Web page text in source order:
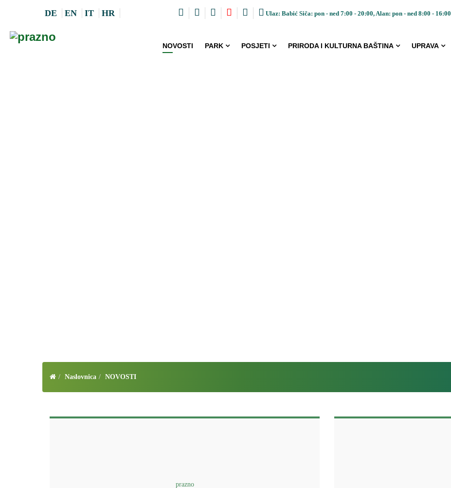
DE EN IT HR Ulaz: Babić Siča: pon - ned 7:00 - 20:00, Alan: pon - ned 8:00 - 16:00
NOVOSTI PARK POSJETI PRIRODA I KULTURNA BAŠTINA UPRAVA
Naslovnica NOVOSTI